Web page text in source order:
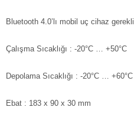
Bluetooth 4.0’lı mobil uç cihaz gerekli
Çalışma Sıcaklığı : -20°C … +50°C
Depolama Sıcaklığı : -20°C … +60°C
Ebat : 183 x 90 x 30 mm